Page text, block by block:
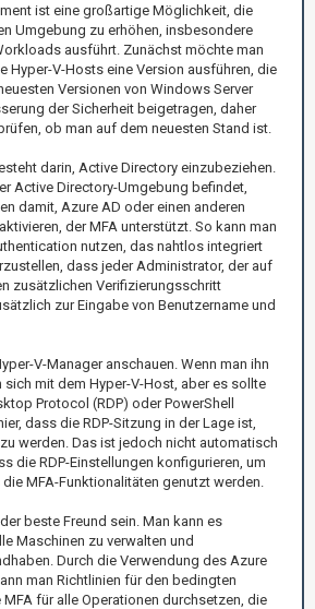
ist eine großartige Möglichkeit, die
Umgebung zu erhöhen, insbesondere
ausführt. Zunächst möchte man
Hyper-V-Hosts eine Version ausführen, die
Versionen von Windows Server
der Sicherheit beigetragen, daher
ob man auf dem neuesten Stand ist.
darin, Active Directory einzubeziehen.
Active Directory-Umgebung befindet,
damit, Azure AD oder einen anderen
der MFA unterstützt. So kann man
nutzen, das nahtlos integriert
dass jeder Administrator, der auf
zusätzlichen Verifizierungsschritt
zur Eingabe von Benutzername und
V-Manager anschauen. Wenn man ihn
mit dem Hyper-V-Host, aber es sollte
Protocol (RDP) oder PowerShell
dass die RDP-Sitzung in der Lage ist,
werden. Das ist jedoch nicht automatisch
die RDP-Einstellungen konfigurieren, um
MFA-Funktionalitäten genutzt werden.
beste Freund sein. Man kann es
Maschinen zu verwalten und
Durch die Verwendung des Azure
man Richtlinien für den bedingten
für alle Operationen durchsetzen, die